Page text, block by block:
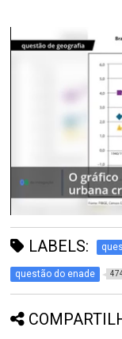
LABELS:
questão do enade